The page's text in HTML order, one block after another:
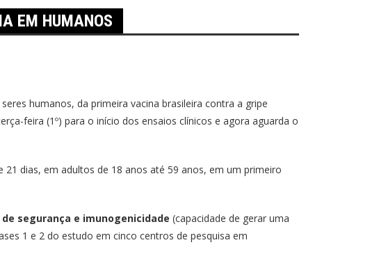
EM HUMANOS
humanos, da primeira vacina brasileira contra a gripe
feira (1º) para o início dos ensaios clínicos e agora aguarda o
dias, em adultos de 18 anos até 59 anos, em um primeiro
segurança e imunogenicidade (capacidade de gerar uma
1 e 2 do estudo em cinco centros de pesquisa em